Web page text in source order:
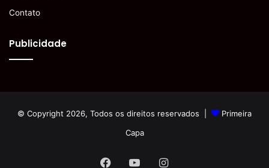
Contato
Publicidade
© Copyright 2026, Todos os direitos reservados |
Primeira
Capa
Facebook
YouTubeInstagram